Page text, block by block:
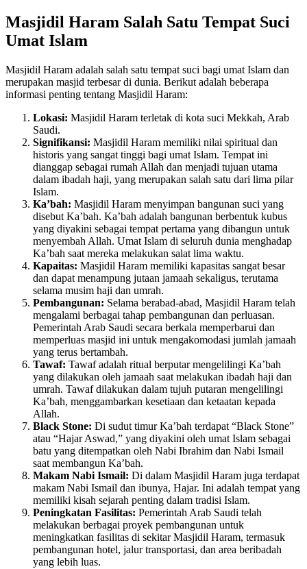
Masjidil Haram Salah Satu Tempat Suci
Umat Islam
Masjidil Haram adalah salah satu tempat suci bagi umat Islam dan
merupakan masjid terbesar di dunia. Berikut adalah beberapa
informasi penting tentang Masjidil Haram:
Lokasi: Masjidil Haram terletak di kota suci Mekkah, Arab
Saudi.
Signifikansi: Masjidil Haram memiliki nilai spiritual dan
historis yang sangat tinggi bagi umat Islam. Tempat ini
dianggap sebagai rumah Allah dan menjadi tujuan utama
dalam ibadah haji, yang merupakan salah satu dari lima pilar
Islam.
Ka’bah: Masjidil Haram menyimpan bangunan suci yang
disebut Ka’bah. Ka’bah adalah bangunan berbentuk kubus
yang diyakini sebagai tempat pertama yang dibangun untuk
menyembah Allah. Umat Islam di seluruh dunia menghadap
Ka’bah saat mereka melakukan salat lima waktu.
Kapaitas: Masjidil Haram memiliki kapasitas sangat besar
dan dapat menampung jutaan jamaah sekaligus, terutama
selama musim haji dan umrah.
Pembangunan: Selama berabad-abad, Masjidil Haram telah
mengalami berbagai tahap pembangunan dan perluasan.
Pemerintah Arab Saudi secara berkala memperbarui dan
memperluas masjid ini untuk mengakomodasi jumlah jamaah
yang terus bertambah.
Tawaf: Tawaf adalah ritual berputar mengelilingi Ka’bah
yang dilakukan oleh jamaah saat melakukan ibadah haji dan
umrah. Tawaf dilakukan dalam tujuh putaran mengelilingi
Ka’bah, menggambarkan kesetiaan dan ketaatan kepada
Allah.
Black Stone: Di sudut timur Ka’bah terdapat “Black Stone”
atau “Hajar Aswad,” yang diyakini oleh umat Islam sebagai
batu yang ditempatkan oleh Nabi Ibrahim dan Nabi Ismail
saat membangun Ka’bah.
Makam Nabi Ismail: Di dalam Masjidil Haram juga terdapat
makam Nabi Ismail dan ibunya, Hajar. Ini adalah tempat yang
memiliki kisah sejarah penting dalam tradisi Islam.
Peningkatan Fasilitas: Pemerintah Arab Saudi telah
melakukan berbagai proyek pembangunan untuk
meningkatkan fasilitas di sekitar Masjidil Haram, termasuk
pembangunan hotel, jalur transportasi, dan area beribadah
yang lebih luas.